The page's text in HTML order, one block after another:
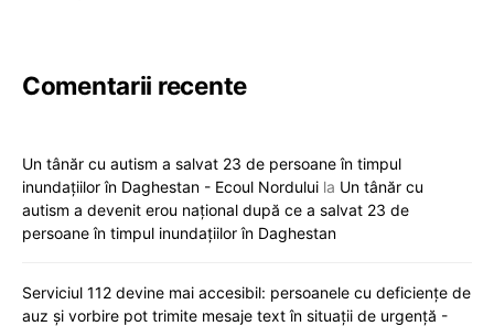
Comentarii recente
Un tânăr cu autism a salvat 23 de persoane în timpul
inundațiilor în Daghestan - Ecoul Nordului la Un tânăr cu
autism a devenit erou național după ce a salvat 23 de
persoane în timpul inundațiilor în Daghestan
Serviciul 112 devine mai accesibil: persoanele cu deficiențe de
auz și vorbire pot trimite mesaje text în situații de urgență -